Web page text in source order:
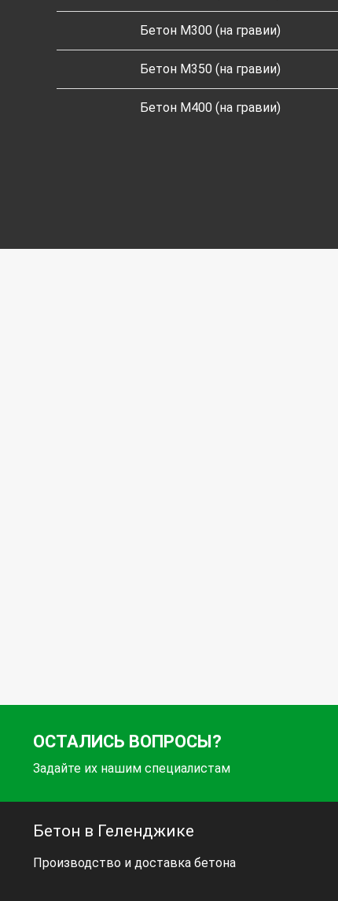
Бетон M300 (на гравии)
Бетон M350 (на гравии)
Бетон M400 (на гравии)
ОСТАЛИСЬ ВОПРОСЫ?
Задайте их нашим специалистам
Бетон в Геленджике
Производство и доставка бетона